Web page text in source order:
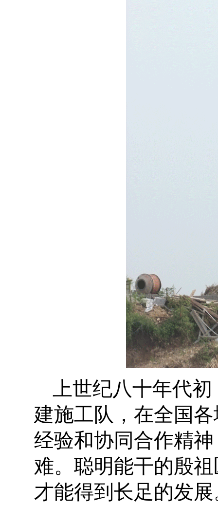
上世纪八十年代
建施工队，在全国
经验和协同合作精
难。聪明能干的殷
才能得到长足的发展